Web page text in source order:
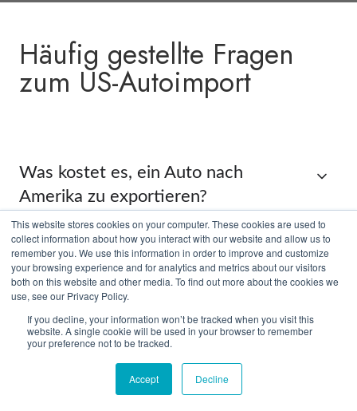
This website stores cookies on your computer. These cookies are used to
collect information about how you interact with our website and allow us to
remember you. We use this information in order to improve and customize
your browsing experience and for analytics and metrics about our visitors
both on this website and other media. To find out more about the cookies we
use, see our Privacy Policy.
If you decline, your information won’t be tracked when you visit this
website. A single cookie will be used in your browser to remember
your preference not to be tracked.
Accept Decline
Häufig gestellte Fragen
zum US-Autoimport
Was kostet es, ein Auto nach
Amerika zu exportieren?
Wie lange dauert der
Autotransport von Deutschland in
die USA?
Welche Autos kann ich in die USA
exportieren?